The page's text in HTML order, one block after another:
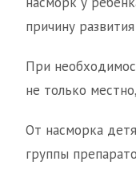
причину
При
не только
От насморка
группы